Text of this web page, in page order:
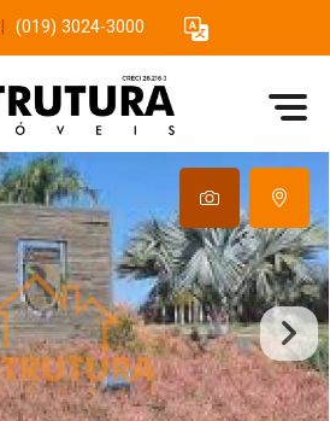
(019) 3024-3000